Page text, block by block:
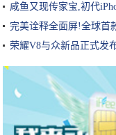
咸鱼又现传家宝,初代
完美诠释全面屏!全球首
荣耀V8与众新品正式发